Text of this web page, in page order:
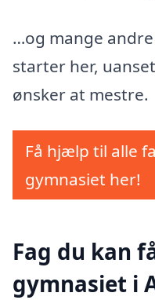
…og mange
starter her,
ønsker at mestre.
Få hjælp til alle
gymnasiet her!
Fag du kan
gymnasiet i